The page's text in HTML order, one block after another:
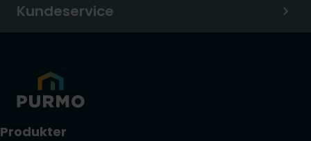
Kundeservice
Produkter